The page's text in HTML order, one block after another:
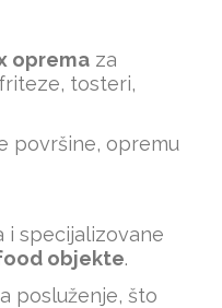
oprema za
tosteri,
površine, opremu
i specijalizovane
objekte.
posluženje, što